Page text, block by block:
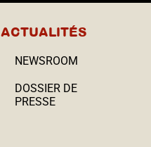
ACTUALITÉS
NEWSROOM
DOSSIER DE
PRESSE